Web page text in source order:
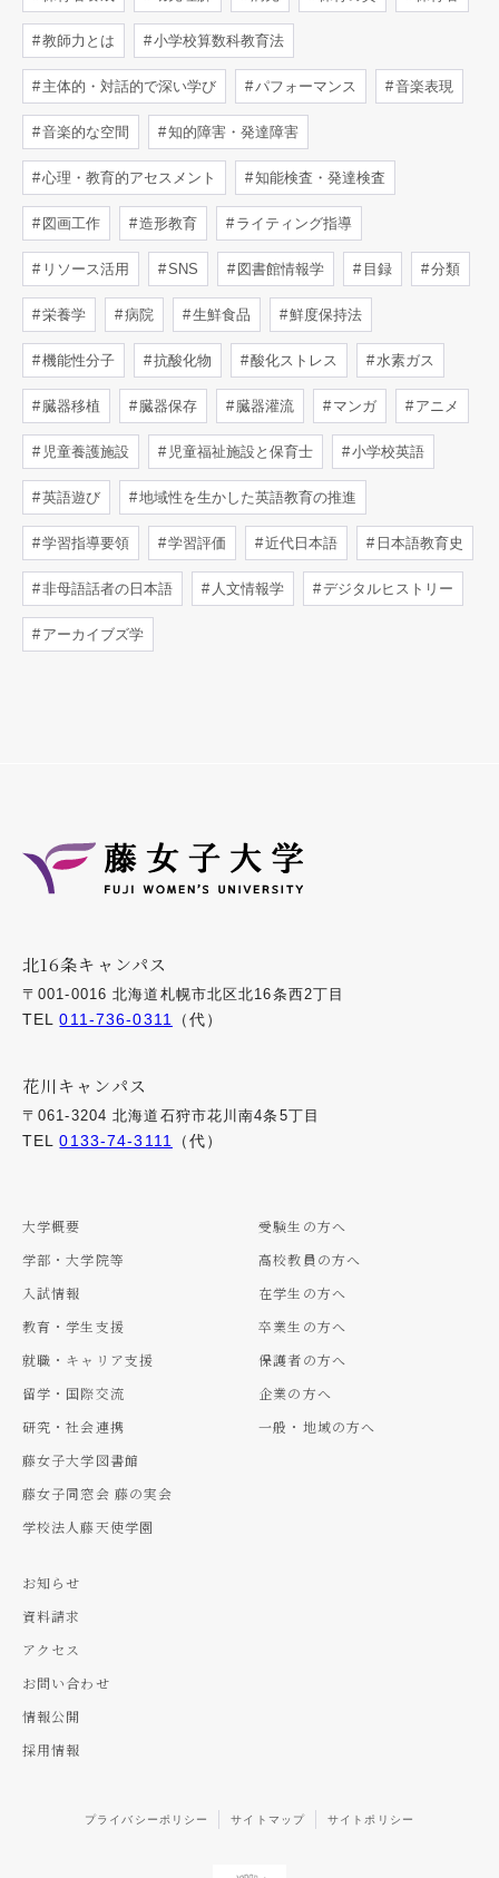
教師力とは 小学校算数科教育法
主体的・対話的で深い学び パフォーマンス 音楽表現
音楽的な空間 知的障害・発達障害
心理・教育的アセスメント 知能検査・発達検査
図画工作 造形教育 ライティング指導
リソース活用 SNS 図書館情報学 目録 分類
栄養学 病院 生鮮食品 鮮度保持法
機能性分子 抗酸化物 酸化ストレス 水素ガス
臓器移植 臓器保存 臓器灌流 マンガ アニメ
児童養護施設 児童福祉施設と保育士 小学校英語
英語遊び 地域性を生かした英語教育の推進
学習指導要領 学習評価 近代日本語 日本語教育史
非母語話者の日本語 人文情報学 デジタルヒストリー
アーカイブズ学
北16条キャンパス
〒001-0016 北海道札幌市北区北16条西2丁目
TEL011-736-0311 （代）
花川キャンパス
〒061-3204 北海道石狩市花川南4条5丁目
TEL0133-74-3111 （代）
大学概要
学部・大学院等
入試情報
教育・学生支援
就職・キャリア支援
留学・国際交流
研究・社会連携
藤女子大学図書館
藤女子同窓会 藤の実会
学校法人藤天使学園
受験生の方へ
高校教員の方へ
在学生の方へ
卒業生の方へ
保護者の方へ
企業の方へ
一般・地域の方へ
お知らせ
資料請求
アクセス
お問い合わせ
情報公開
採用情報
プライバシーポリシー サイトマップ サイトポリシー